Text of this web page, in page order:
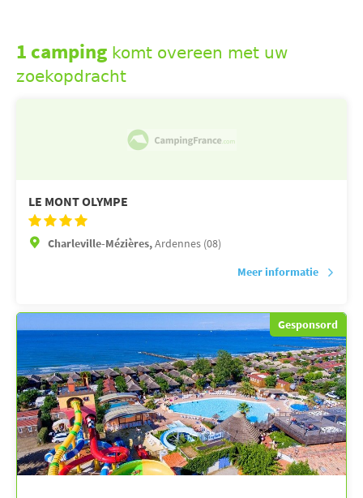
1 camping komt overeen met uw
zoekopdracht
LE MONT OLYMPE
Charleville-Mézières,Ardennes (08)
Meer informatie
Gesponsord